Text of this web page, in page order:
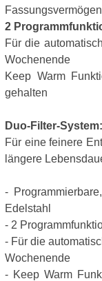
2
Für die
Wochenende
Keep Warm
gehalten
Duo-Filter-System:
Für eine feinere
längere
-
Edelstahl
- 2
- Für die
Wochenende
- Keep Warm